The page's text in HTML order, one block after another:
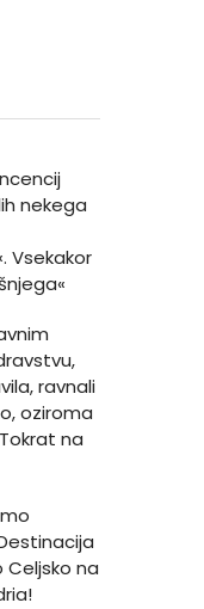
nekega
Vsekakor
ravnali
oziroma
na
Celjsko na